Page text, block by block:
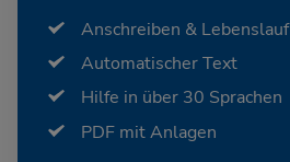
Anschreiben & Lebenslauf
Automatischer Text
Hilfe in über 30 Sprachen
PDF mit Anlagen